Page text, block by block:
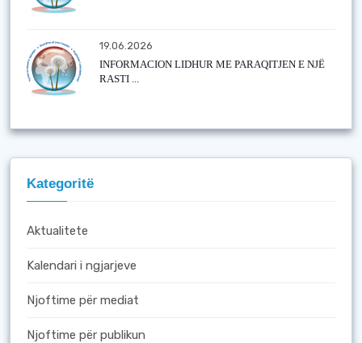
19.06.2026
INFORMACION LIDHUR ME PARAQITJEN E NJË
RASTI ...
Kategoritë
Aktualitete
Kalendari i ngjarjeve
Njoftime për mediat
Njoftime për publikun